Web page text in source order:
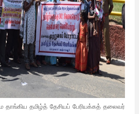
தாங்கிய தமிழ்த் தேசியப் பேரியக்கத் தலைவர்